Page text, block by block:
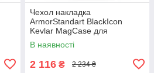
Чехол накладка
ArmorStandart BlackIcon
Kevlar MagCase для
Samsung S26 Plus Sunset
(ARM90157)
В наявності
2 116 ₴ 2 234 ₴